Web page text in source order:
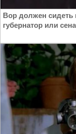
Вор должен сидеть
губернатор или